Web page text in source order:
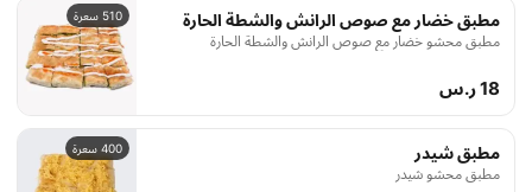
510 سعرة مطبق خضار مع صوص الرانش والشطة الحارة
مطبق محشو خضار مع صوص الرانش والشطة الحارة
18 ر.س
400 سعرة مطبق شيدر
مطبق محشو شيدر